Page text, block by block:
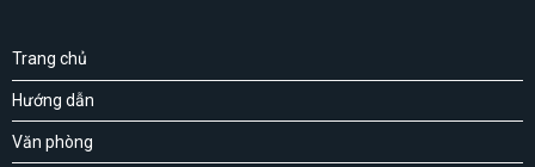
Trang chủ
Hướng dẫn
Văn phòng